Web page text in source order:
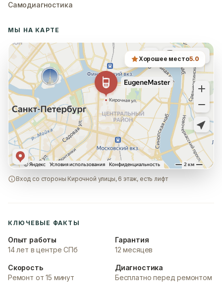
Самодиагностика
МЫ НА КАРТЕ
Хорошее место5.0
Вход со стороны Кирочной улицы, 6 этаж, есть лифт
КЛЮЧЕВЫЕ ФАКТЫ
Опыт работы
14 лет в центре СПб
Гарантия
12 месяцев
Скорость
Ремонт от 15 минут
Диагностика
Бесплатно перед ремонтом